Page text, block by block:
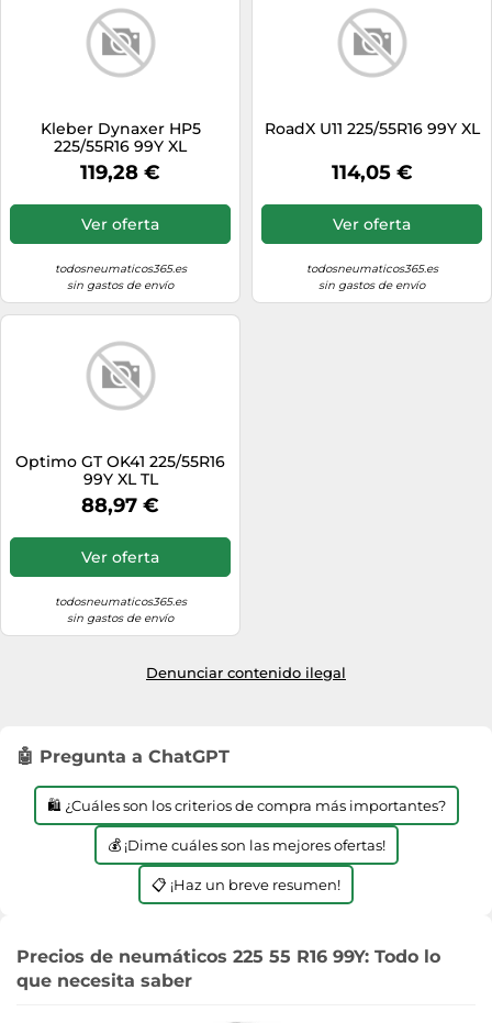
Kleber Dynaxer HP5
225/55R16 99Y XL
119,28 €
Ver oferta
todosneumaticos365.es
sin gastos de envío
RoadX U11 225/55R16 99Y XL
114,05 €
Ver oferta
todosneumaticos365.es
sin gastos de envío
Optimo GT OK41 225/55R16
99Y XL TL
88,97 €
Ver oferta
todosneumaticos365.es
sin gastos de envío
Denunciar contenido ilegal
🤖 Pregunta a ChatGPT
🛍️ ¿Cuáles son los criterios de compra más importantes?
💰 ¡Dime cuáles son las mejores ofertas!
📋 ¡Haz un breve resumen!
Precios de neumáticos 225 55 R16 99Y: Todo lo
que necesita saber